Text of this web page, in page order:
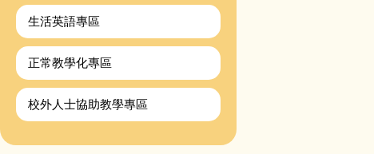
生活英語專區
正常教學化專區
校外人士協助教學專區